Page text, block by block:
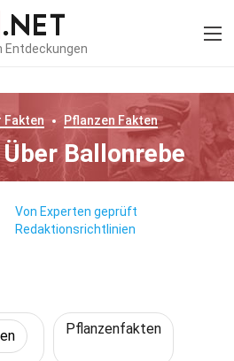
Entdeckungen
Fakten Pflanzen Fakten
Ballonrebe
Von Experten geprüft
Redaktionsrichtlinien
Pflanzenfakten